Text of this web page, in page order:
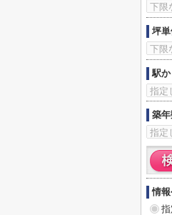
坪
駅
築
情報